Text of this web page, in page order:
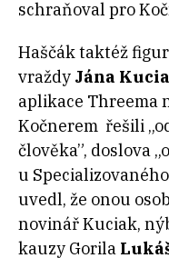
schraňoval pro
Haščák taktéž
vraždy Jána
aplikace Threema
Kočnerem řešili
člověka”, doslova
u
uvedl, že onou
novinář Kuciak,
kauzy Gorila